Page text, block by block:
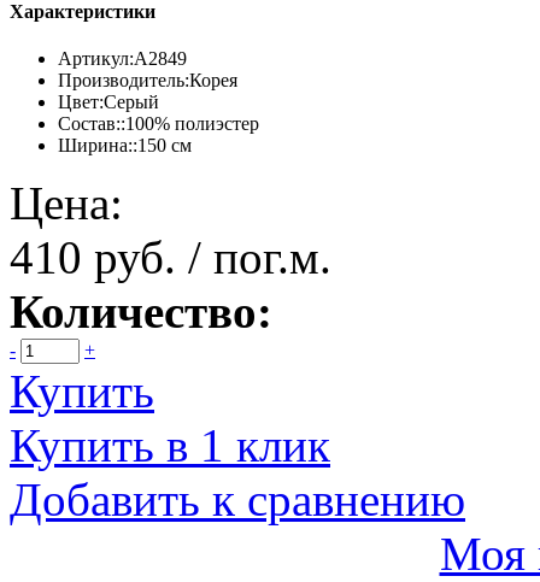
Характеристики
Артикул:А2849
Производитель:Корея
Цвет:Серый
Состав::100% полиэстер
Ширина::150 см
Цена:
410 руб. / пог.м.
Количество:
- +
Купить
Купить в 1 клик
Добавить к сравнению
Моя